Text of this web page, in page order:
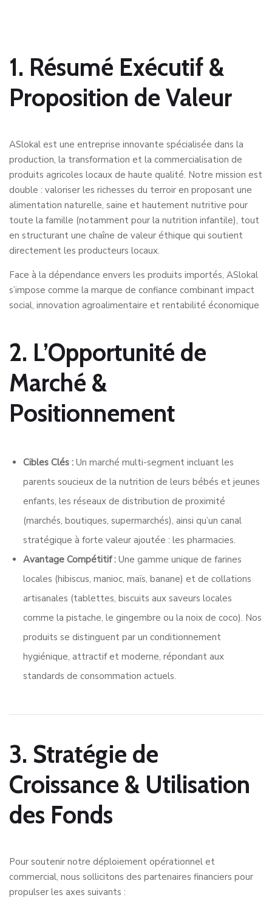
1. Résumé Exécutif &
Proposition de Valeur
ASlokal est une entreprise innovante spécialisée dans la
production, la transformation et la commercialisation de
produits agricoles locaux de haute qualité. Notre mission est
double : valoriser les richesses du terroir en proposant une
alimentation naturelle, saine et hautement nutritive pour
toute la famille (notamment pour la nutrition infantile), tout
en structurant une chaîne de valeur éthique qui soutient
directement les producteurs locaux.
Face à la dépendance envers les produits importés, ASlokal
s’impose comme la marque de confiance combinant impact
social, innovation agroalimentaire et rentabilité économique
2. L’Opportunité de
Marché &
Positionnement
Cibles Clés :Un marché multi-segment incluant les
parents soucieux de la nutrition de leurs bébés et jeunes
enfants, les réseaux de distribution de proximité
(marchés, boutiques, supermarchés), ainsi qu’un canal
stratégique à forte valeur ajoutée : les pharmacies.
Avantage Compétitif :Une gamme unique de farines
locales (hibiscus, manioc, maïs, banane) et de collations
artisanales (tablettes, biscuits aux saveurs locales
comme la pistache, le gingembre ou la noix de coco). Nos
produits se distinguent par un conditionnement
hygiénique, attractif et moderne, répondant aux
standards de consommation actuels.
3. Stratégie de
Croissance & Utilisation
des Fonds
Pour soutenir notre déploiement opérationnel et
commercial, nous sollicitons des partenaires financiers pour
propulser les axes suivants :